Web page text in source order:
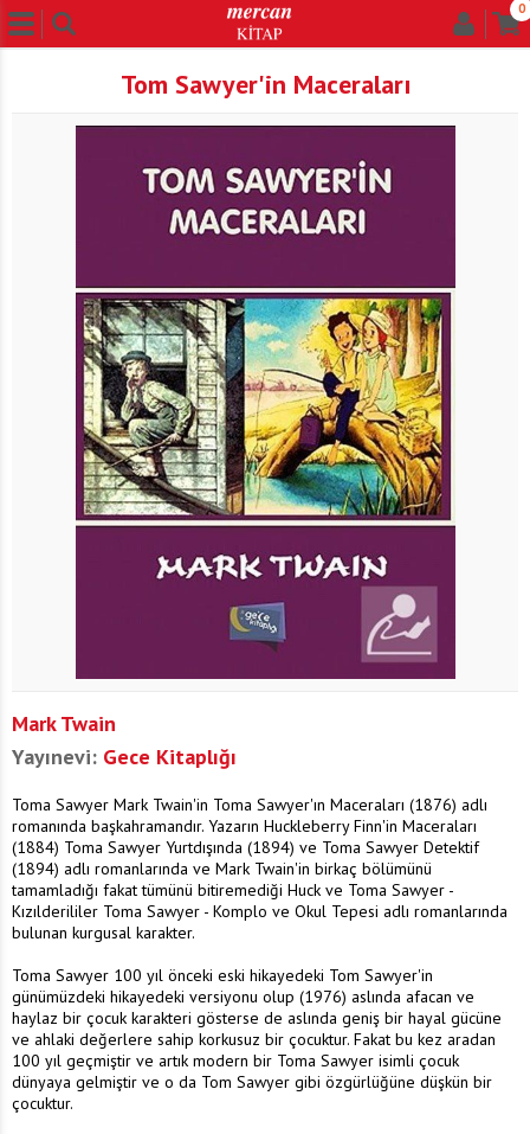
0
Tom Sawyer'in Maceraları
Mark Twain
Yayınevi: Gece Kitaplığı
Toma Sawyer Mark Twain'in Toma Sawyer'ın Maceraları (1876) adlı
romanında başkahramandır. Yazarın Huckleberry Finn'in Maceraları
(1884) Toma Sawyer Yurtdışında (1894) ve Toma Sawyer Detektif
(1894) adlı romanlarında ve Mark Twain'in birkaç bölümünü
tamamladığı fakat tümünü bitiremediği Huck ve Toma Sawyer -
Kızılderililer Toma Sawyer - Komplo ve Okul Tepesi adlı romanlarında
bulunan kurgusal karakter.
Toma Sawyer 100 yıl önceki eski hikayedeki Tom Sawyer'in
günümüzdeki hikayedeki versiyonu olup (1976) aslında afacan ve
haylaz bir çocuk karakteri gösterse de aslında geniş bir hayal gücüne
ve ahlaki değerlere sahip korkusuz bir çocuktur. Fakat bu kez aradan
100 yıl geçmiştir ve artık modern bir Toma Sawyer isimli çocuk
dünyaya gelmiştir ve o da Tom Sawyer gibi özgürlüğüne düşkün bir
çocuktur.